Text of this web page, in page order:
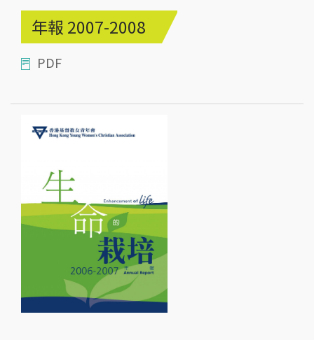
年報 2007-2008
PDF